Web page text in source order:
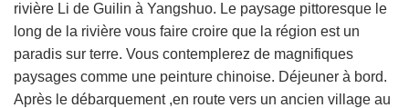
rivière Li de Guilin à Yangshuo. Le paysage pittoresque le
long de la rivière vous faire croire que la région est un
paradis sur terre. Vous contemplerez de magnifiques
paysages comme une peinture chinoise. Déjeuner à bord.
Après le débarquement ,en route vers un ancien village au